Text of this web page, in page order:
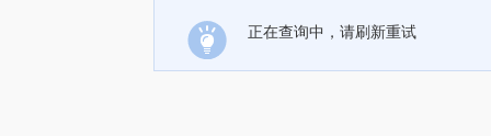
正在查询中，请刷新重试